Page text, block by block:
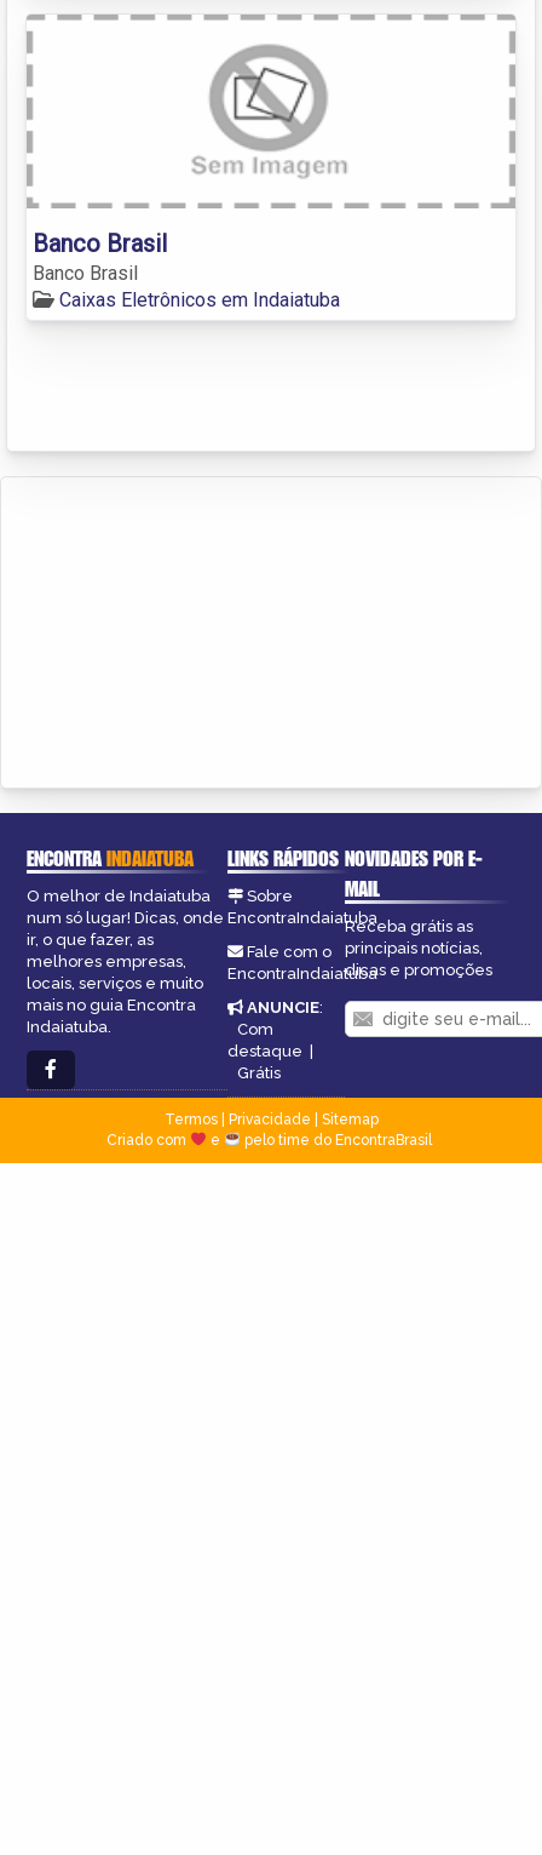
Banco Brasil
Banco Brasil
Caixas Eletrônicos em Indaiatuba
ENCONTRAINDAIATUBA
O melhor de Indaiatuba
num só lugar! Dicas, onde
ir, o que fazer, as
melhores empresas,
locais, serviços e muito
mais no guia Encontra
Indaiatuba.
LINKS RÁPIDOS
Sobre
EncontraIndaiatuba
Fale com o
EncontraIndaiatuba
ANUNCIE:
Com
destaque |
Grátis
NOVIDADES POR E-
MAIL
Receba grátis as
principais notícias,
dicas e promoções
Termos| Privacidade
Sitemap
Criado com
e pelo time do EncontraBrasil